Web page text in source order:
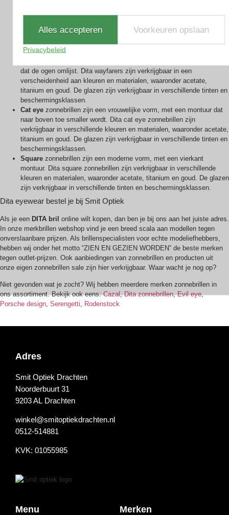
van hoogwaardige materialen, zoals titanium, goud en platina. De
beschermingsklassen.
dat de ogen omlijst. Dita wayfarers zijn verkrijgbaar in een
verscheidenheid aan kleuren en materialen, waaronder acetate,
titanium en goud. De glazen zijn verkrijgbaar in verschillende tinten en
beschermingsklassen.
Cat eye zonnebrillen zijn een vrouwelijke vorm, met een montuur dat
naar boven toe smaller wordt. Dita cat eye zonnebrillen zijn
verkrijgbaar in verschillende kleuren en materialen, waaronder acetate,
titanium en goud. De glazen zijn verkrijgbaar in verschillende tinten en
beschermingsklassen.
Square zonnebrillen zijn een moderne vorm, met een vierkant
montuur. Dita square zonnebrillen zijn verkrijgbaar in verschillende
kleuren en materialen, waaronder acetate, titanium en goud. De glazen
zijn verkrijgbaar in verschillende tinten en beschermingsklassen.
Dita eyewear bestel je bij Smit Optiek
Als je een DITA bril online wilt kopen, dan ben je bij ons aan het juiste adres.
In onze merkbrillen webshop vind je een breed scala aan modellen tegen
onverslaanbare prijzen. Als brillenspecialisten voor echte modeliefhebbers,
hebben wij onder het motto “ZIEN EN GEZIEN WORDEN” de beste merken
tegen outlet-prijzen. Ook aanbiedingen van zonnebrillen en producten uit
onze eigen zonnebrillen sale zijn hier verkrijgbaar. Waar wacht je nog op?
Niet gevonden wat je zocht? Wij hebben meerdere merken zonnebrillen in
ons assortiment. Bekijk ook eens:Cazal,Dita zonnebrillen,Evil eye,
Porsche design, Serengetti, Rodenstock
Adres
Smit Optiek Drachten
Noorderbuurt 31
9203 AL Drachten
winkel@smitoptiekdrachten.nl
0512-514881
KVK: 01055985
Menu Merken
Alles accepteren Voorkeuren opslaan
Privacybeleid